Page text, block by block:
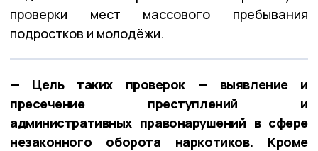
проверки мест массового пребывания
подростков и молодёжи.
— Цель таких проверок — выявление и
пресечение преступлений и
административных правонарушений в сфере
незаконного оборота наркотиков. Кроме